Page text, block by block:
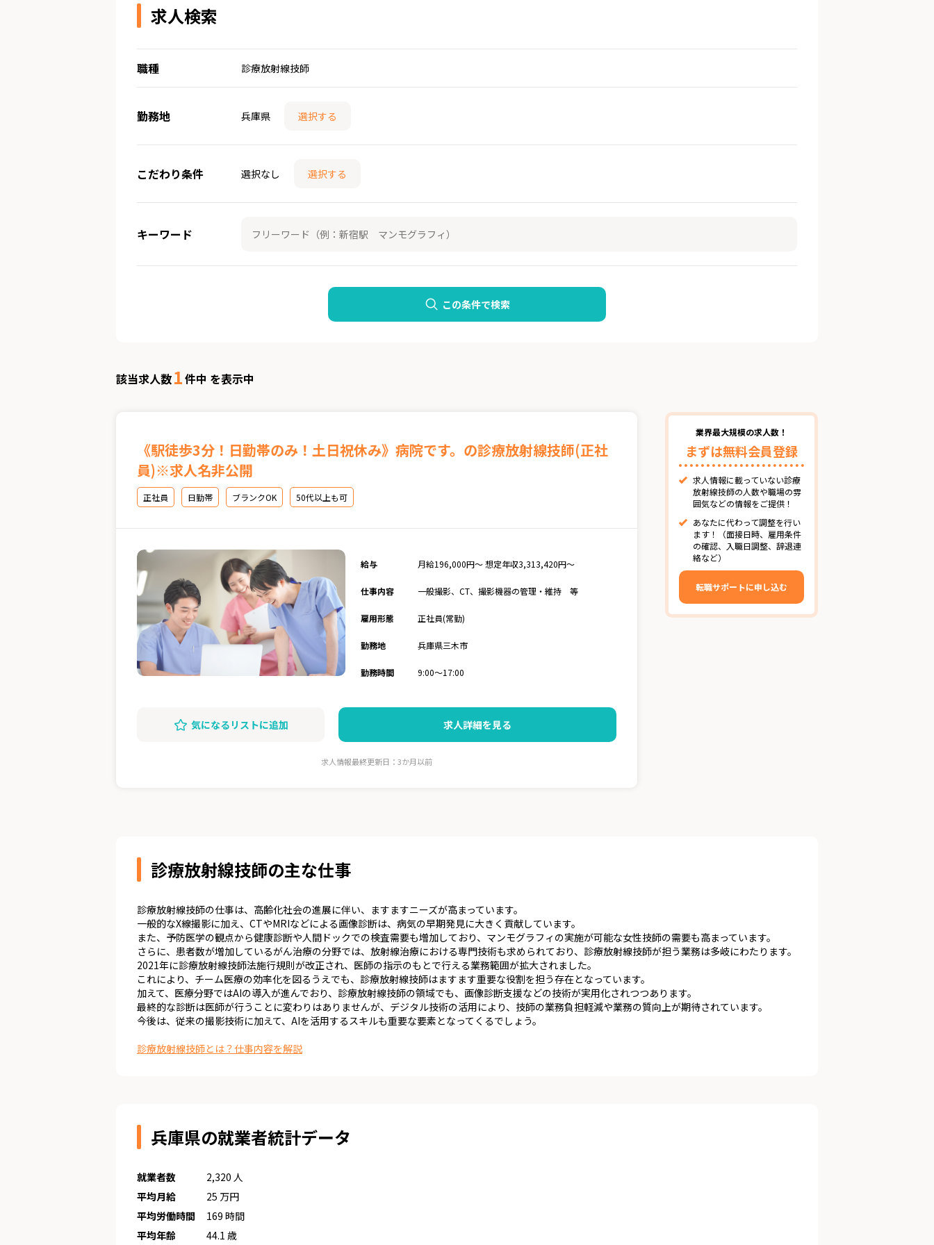
求人検索
職種 診療放射線技師
勤務地 兵庫県 選択する
こだわり条件 選択なし 選択する
キーワード
この条件で検索
該当求人数1件中 を表示中
《駅徒歩3分！日勤帯のみ！土日祝休み》病院です。の診療放射線技師(正社
員)※求人名非公開
正社員 日勤帯 ブランクOK 50代以上も可
給与 月給196,000円〜 想定年収3,313,420円～
仕事内容 一般撮影、CT、撮影機器の管理・維持 等
雇用形態 正社員(常勤)
勤務地 兵庫県三木市
勤務時間 9:00〜17:00
気になるリストに追加 求人詳細を見る
求人情報最終更新日：3か月以前
業界最大規模の求人数！
まずは無料会員登録
求人情報に載っていない診療
放射線技師の人数や職場の雰
囲気などの情報をご提供！
あなたに代わって調整を行い
ます！（面接日時、雇用条件
の確認、入職日調整、辞退連
絡など）
転職サポートに申し込む
診療放射線技師の主な仕事
診療放射線技師の仕事は、高齢化社会の進展に伴い、ますますニーズが高まっています。
一般的なX線撮影に加え、CTやMRIなどによる画像診断は、病気の早期発見に大きく貢献しています。
また、予防医学の観点から健康診断や人間ドックでの検査需要も増加しており、マンモグラフィの実施が可能な女性技師の需要も高まっています。
さらに、患者数が増加しているがん治療の分野では、放射線治療における専門技術も求められており、診療放射線技師が担う業務は多岐にわたります。
2021年に診療放射線技師法施行規則が改正され、医師の指示のもとで行える業務範囲が拡大されました。
これにより、チーム医療の効率化を図るうえでも、診療放射線技師はますます重要な役割を担う存在となっています。
加えて、医療分野ではAIの導入が進んでおり、診療放射線技師の領域でも、画像診断支援などの技術が実用化されつつあります。
最終的な診断は医師が行うことに変わりはありませんが、デジタル技術の活用により、技師の業務負担軽減や業務の質向上が期待されています。
今後は、従来の撮影技術に加えて、AIを活用するスキルも重要な要素となってくるでしょう。
診療放射線技師とは？仕事内容を解説
兵庫県の就業者統計データ
就業者数
2,320 人
平均月給
25 万円
平均労働時間
169 時間
平均年齢
44.1 歳